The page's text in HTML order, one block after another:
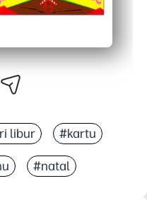
libur #kartu
#natal